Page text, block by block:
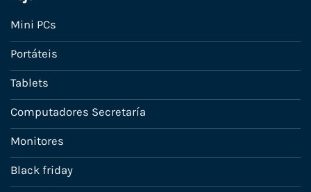
Mini PCs
Portáteis
Tablets
Computadores Secretaría
Monitores
Black friday